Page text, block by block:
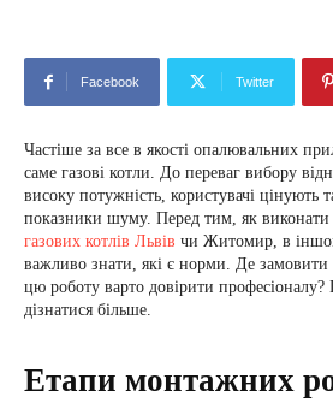
Facebook Twitter
Частіше за все в якості опалювальних
саме газові котли. До переваг вибору
високу потужність, користувачі цінують
показники шуму. Перед тим, як виконати
газових котлів Львів чи Житомир, в
важливо знати, які є норми. Де замовити
цю роботу варто довірити професіоналу?
дізнатися більше.
Етапи монтажних